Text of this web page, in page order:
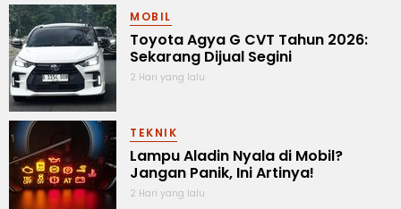
MOBIL
Toyota Agya G CVT Tahun 2026:
Sekarang Dijual Segini
2 Hari yang lalu
TEKNIK
Lampu Aladin Nyala di Mobil?
Jangan Panik, Ini Artinya!
2 Hari yang lalu